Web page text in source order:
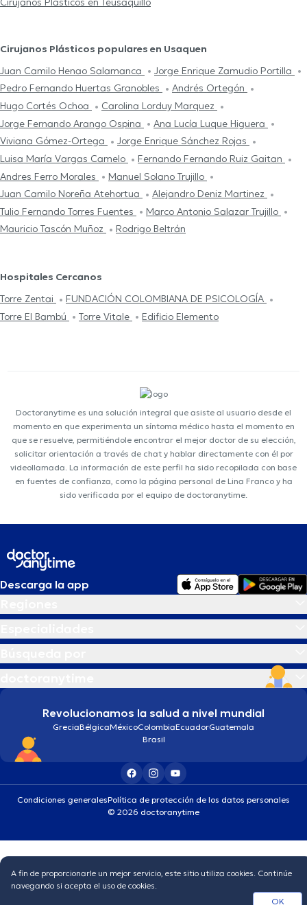
Cirujanos Plásticos populares en Usaquen
Juan Camilo Henao Salamanca
Jorge Enrique Zamudio Portilla
Pedro Fernando Huertas Granobles
Andrés Ortegón
Hugo Cortés Ochoa
Carolina Lorduy Marquez
Jorge Fernando Arango Ospina
Ana Lucía Luque Higuera
Viviana Gómez-Ortega
Jorge Enrique Sánchez Rojas
Luisa María Vargas Camelo
Fernando Fernando Ruiz Gaitan
Andres Ferro Morales
Manuel Solano Trujillo
Juan Camilo Noreña Atehortua
Alejandro Deniz Martinez
Tulio Fernando Torres Fuentes
Marco Antonio Salazar Trujillo
Mauricio Tascón Muñoz
Rodrigo Beltrán
Hospitales Cercanos
Torre Zentai
FUNDACIÓN COLOMBIANA DE PSICOLOGÍA
Torre El Bambú
Torre Vitale Edificio Elemento
Doctoranytime es una solución integral que asiste al usuario desde el
momento en que experimenta un síntoma médico hasta el momento en
que se resuelve, permitiéndole encontrar el mejor doctor de su elección,
solicitar orientación a través de chat y hablar directamente con él por
videollamada. La información de este perfil ha sido recopilada con base
en fuentes de confianza, como la página personal de Lina Franco y ha
sido verificada por el equipo de doctoranytime.
Descarga la app
Revolucionamos la salud a nivel mundial
GreciaBélgicaMéxicoColombiaEcuadorGuatemala
Brasil
Condiciones generalesPolítica de protección de los datos personales
© 2026 doctoranytime
A fin de proporcionarle un mejor servicio, este sitio utiliza cookies. Continúe
navegando si acepta el uso de cookies.
OK